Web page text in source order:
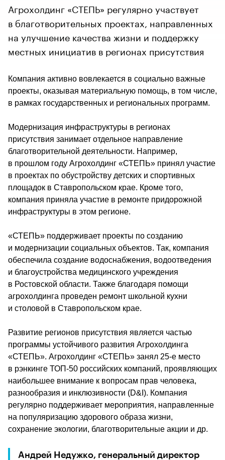
​​​​​​​Агрохолдинг «СТЕПЬ» регулярно участвует
в благотворительных проектах, направленных
на улучшение качества жизни и поддержку
местных инициатив в регионах присутствия
Компания активно вовлекается в социально важные
проекты, оказывая материальную помощь, в том числе,
в рамках государственных и региональных программ.
Модернизация инфраструктуры в регионах
присутствия занимает отдельное направление
благотворительной деятельности. Например,
в прошлом году Агрохолдинг «СТЕПЬ» принял участие
в проектах по обустройству детских и спортивных
площадок в Ставропольском крае. Кроме того,
компания приняла участие в ремонте придорожной
инфраструктуры в этом регионе.
«СТЕПЬ» поддерживает проекты по созданию
и модернизации социальных объектов. Так, компания
обеспечила создание водоснабжения, водоотведения
и благоустройства медицинского учреждения
в Ростовской области. Также благодаря помощи
агрохолдинга проведен ремонт школьной кухни
и столовой в Ставропольском крае.
Развитие регионов присутствия является частью
программы устойчивого развития Агрохолдинга
«СТЕПЬ». Агрохолдинг «СТЕПЬ» занял 25-е место
в рэнкинге ТОП-50 российских компаний, проявляющих
наибольшее внимание к вопросам прав человека,
разнообразия и инклюзивности (D&I). Компания
регулярно поддерживает мероприятия, направленные
на популяризацию здорового образа жизни,
сохранение экологии, благотворительные акции и др.
Андрей Недужко, генеральный директор